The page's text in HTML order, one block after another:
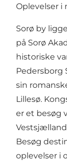
Oplevelser
Sorø by
på Sorø
historiske
Pedersborg
sin
Lillesø.
er et besøg
Besøg
oplevelser i